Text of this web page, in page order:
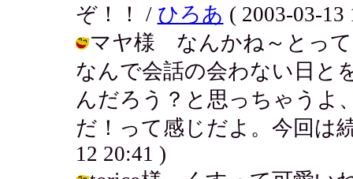
ぞ！！ / ひろあ ( 2003-03-13
マヤ様 なんかね～とって
なんで会話の会わない日と
んだろう？と思っちゃうよ
だ！って感じだよ。今回は
12 20:41 )